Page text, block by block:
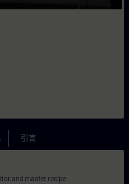
引言
and master recipe